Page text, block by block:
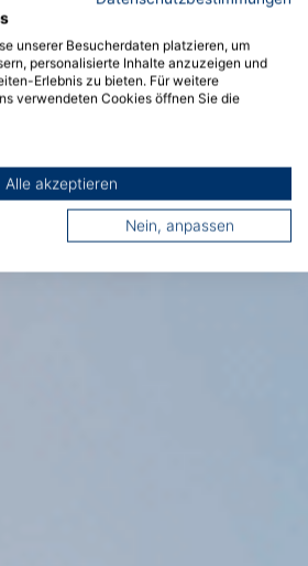
unserer Besucherdaten platzieren, um
personalisierte Inhalte anzuzeigen und
Erlebnis zu bieten. Für weitere
verwendeten Cookies öffnen Sie die
Alle akzeptieren
Nein, anpassen